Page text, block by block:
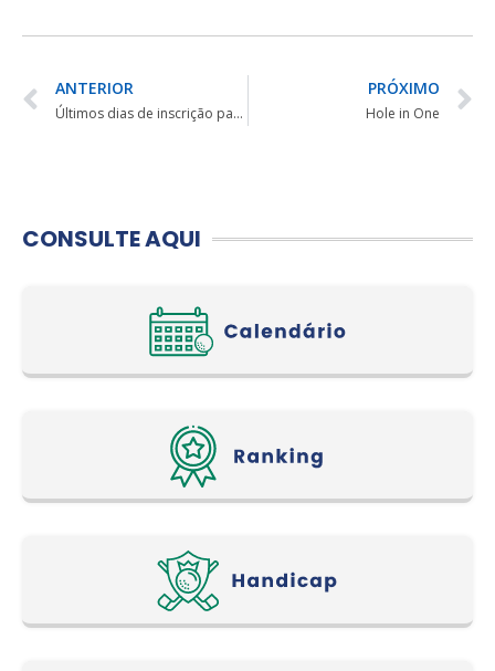
ANTERIOR
Últimos dias de inscrição para o VIII Open Aguativa Resort
PRÓXIMO
Hole in One
CONSULTE AQUI